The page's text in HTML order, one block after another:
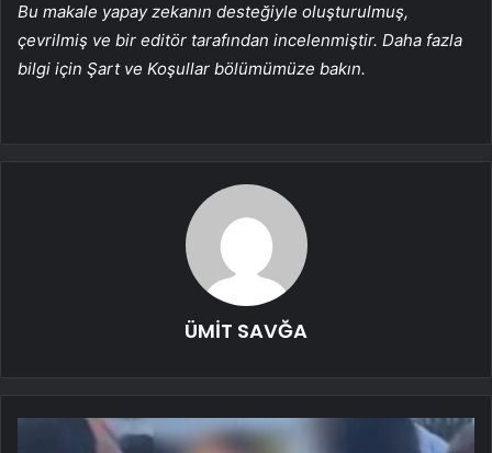
Bu makale yapay zekanın desteğiyle oluşturulmuş,
çevrilmiş ve bir editör tarafından incelenmiştir. Daha fazla
bilgi için Şart ve Koşullar bölümümüze bakın.
ÜMİT SAVĞA